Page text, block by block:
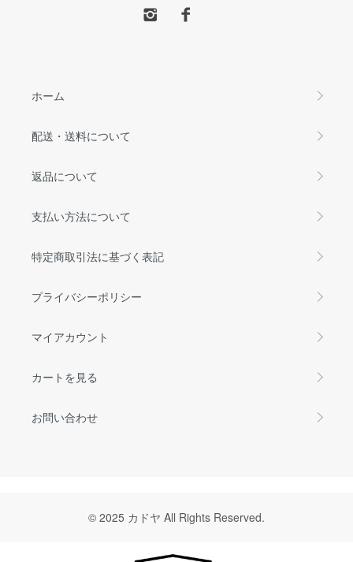
ホーム
配送・送料について
返品について
支払い方法について
特定商取引法に基づく表記
プライバシーポリシー
マイアカウント
カートを見る
お問い合わせ
© 2025 カドヤ All Rights Reserved.